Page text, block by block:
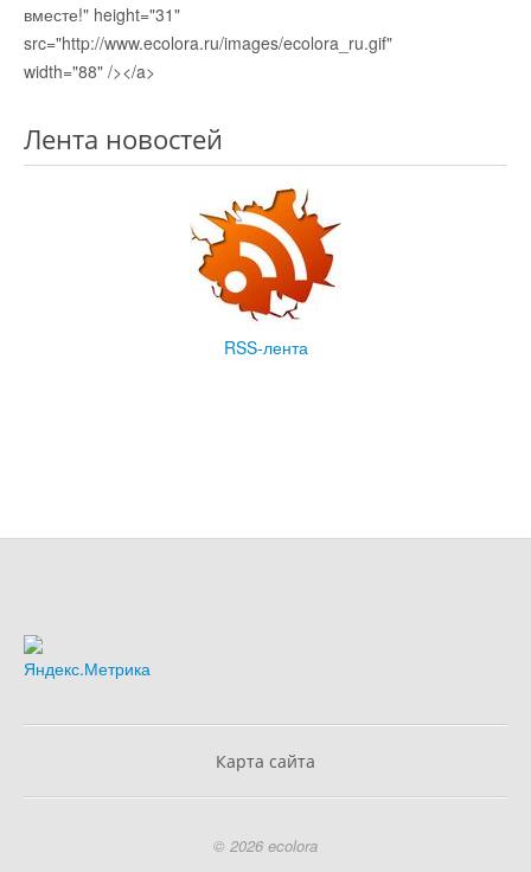
вместе!" height="31"
src="http://www.ecolora.ru/images/ecolora_ru.gif"
width="88" /></a>
Лента новостей
RSS-лента
Карта сайта
© 2026 ecolora